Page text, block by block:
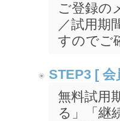
ご登録の
／試用期
すのでご
STEP3 [
無料試用
る」「継